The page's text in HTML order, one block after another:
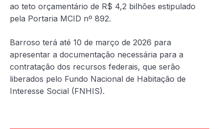
ao teto orçamentário de R$ 4,2 bilhões estipulado
pela Portaria MCID nº 892.
Barroso terá até 10 de março de 2026 para
apresentar a documentação necessária para a
contratação dos recursos federais, que serão
liberados pelo Fundo Nacional de Habitação de
Interesse Social (FNHIS).